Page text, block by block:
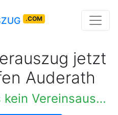
.COM
jetzt
Auderath
Keine Kosten falls kein Vereinsauszug verfügbar